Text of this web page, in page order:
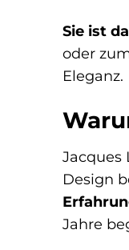
Sie ist
oder
Eleganz.
Jacques
Design
Jahre